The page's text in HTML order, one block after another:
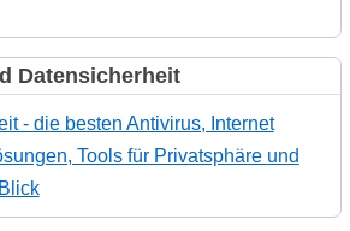
Datensicherheit
- die besten Antivirus, Internet
Tools für Privatsphäre und